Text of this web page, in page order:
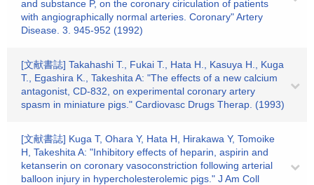
and substance P, on the coronary ciriculation of patients
with angiographically normal arteries. Coronary" Artery
Disease. 3. 945-952 (1992)
[文献書誌] Takahashi T., Fukai T., Hata H., Kasuya H., Kuga
T., Egashira K., Takeshita A: "The effects of a new calcium
antagonist, CD-832, on experimental coronary artery
spasm in miniature pigs." Cardiovasc Drugs Therap. (1993)
[文献書誌] Kuga T, Ohara Y, Hata H, Hirakawa Y, Tomoike
H, Takeshita A: "Inhibitory effects of heparin, aspirin and
ketanserin on coronary vasoconstriction following arterial
balloon injury in hypercholesterolemic pigs." J Am Coll